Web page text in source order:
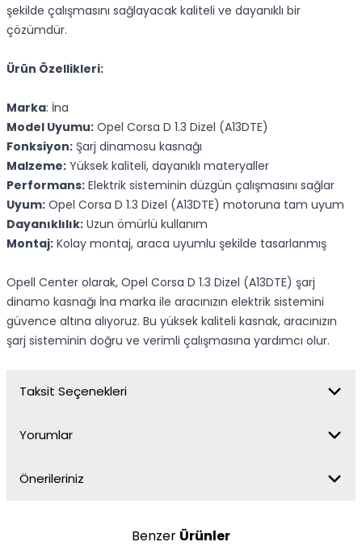
şekilde çalışmasını sağlayacak kaliteli ve dayanıklı bir
çözümdür.
Ürün Özellikleri:
Marka: İna
Model Uyumu: Opel Corsa D 1.3 Dizel (A13DTE)
Fonksiyon: Şarj dinamosu kasnağı
Malzeme: Yüksek kaliteli, dayanıklı materyaller
Performans: Elektrik sisteminin düzgün çalışmasını sağlar
Uyum: Opel Corsa D 1.3 Dizel (A13DTE) motoruna tam uyum
Dayanıklılık: Uzun ömürlü kullanım
Montaj: Kolay montaj, araca uyumlu şekilde tasarlanmış
Opell Center olarak, Opel Corsa D 1.3 Dizel (A13DTE) şarj
dinamo kasnağı İna marka ile aracınızın elektrik sistemini
güvence altına alıyoruz. Bu yüksek kaliteli kasnak, aracınızın
şarj sisteminin doğru ve verimli çalışmasına yardımcı olur.
Taksit Seçenekleri
Yorumlar
Önerileriniz
Benzer Ürünler